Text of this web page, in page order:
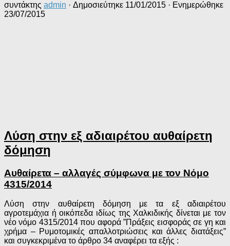
συντάκτης admin · Δημοσιεύτηκε 11/01/2015 · Ενημερώθηκε
23/07/2015
Λύση στην εξ αδιαιρέτου αυθαίρετη
δόμηση
Αυθαίρετα – αλλαγές σύμφωνα με τον Νόμο
4315/2014
Λύση στην αυθαίρετη δόμηση με τα εξ αδιαιρέτου
αγροτεμάχια ή οικόπεδα ιδίως της Χαλκιδικής δίνεται με τον
νέο νόμο 4315/2014 που αφορά ”Πράξεις εισφοράς σε γη και
χρήμα – Ρυμοτομικές απαλλοτριώσεις και άλλες διατάξεις”
και συγκεκριμένα το άρθρο 34 αναφέρει τα εξής :